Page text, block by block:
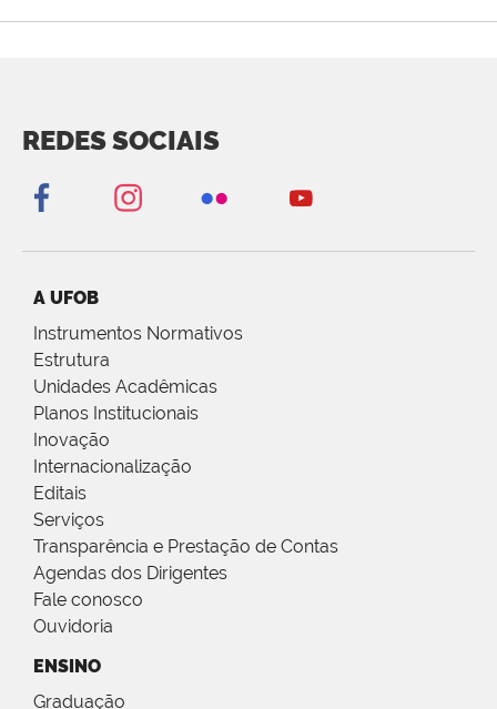
REDES SOCIAIS
A UFOB
Instrumentos Normativos
Estrutura
Unidades Acadêmicas
Planos Institucionais
Inovação
Internacionalização
Editais
Serviços
Transparência e Prestação de Contas
Agendas dos Dirigentes
Fale conosco
Ouvidoria
ENSINO
Graduação